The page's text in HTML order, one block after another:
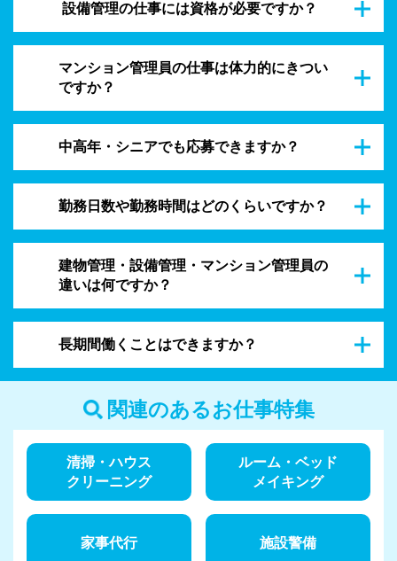
設備管理の仕事には資格が必要ですか？
マンション管理員の仕事は体力的にきつい
ですか？
中高年・シニアでも応募できますか？
勤務日数や勤務時間はどのくらいですか？
建物管理・設備管理・マンション管理員の
違いは何ですか？
長期間働くことはできますか？
関連のあるお仕事特集
清掃・ハウス
クリーニング
ルーム・ベッド
メイキング
家事代行 施設警備